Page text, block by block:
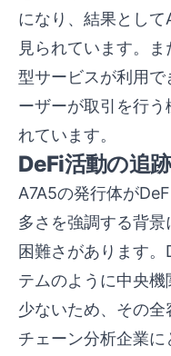
になり、結果として
見られています。
型サービスが利用
ーザーが取引を行
れています。
DeFi活動の追
A7A5の発行体が
多さを強調する背
困難さがあります
テムのように中央
少ないため、その
チェーン分析企業に